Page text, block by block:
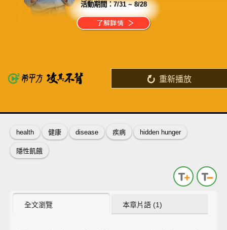
活動期間：7/31 ~ 8/28
重新播放
但需要英文時，你準備好了嗎？
了解詳情
health 健康 disease 疾病 hidden hunger
隱性飢餓
全文瀏覽 本章片語 (1)